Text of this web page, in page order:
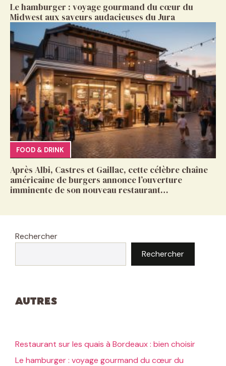
Le hamburger : voyage gourmand du cœur du
Midwest aux saveurs audacieuses du Jura
FOOD & DRINK
Après Albi, Castres et Gaillac, cette célèbre chaîne
américaine de burgers annonce l’ouverture
imminente de son nouveau restaurant…
Rechercher
Rechercher
Autres
Restaurant sur les quais à Bordeaux : bien choisir
Le hamburger : voyage gourmand du cœur du